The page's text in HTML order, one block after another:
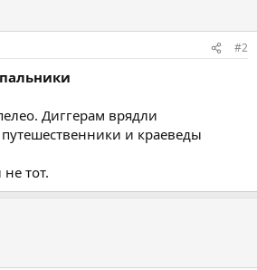
#2
Диггерам врядли
и краеведы
тот.